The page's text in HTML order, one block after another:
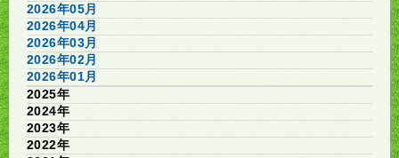
2026年05月
2026年04月
2026年03月
2026年02月
2026年01月
2025年
2024年
2023年
2022年